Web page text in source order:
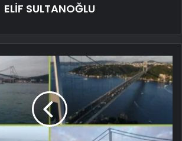
ELİF SULTANOĞLU